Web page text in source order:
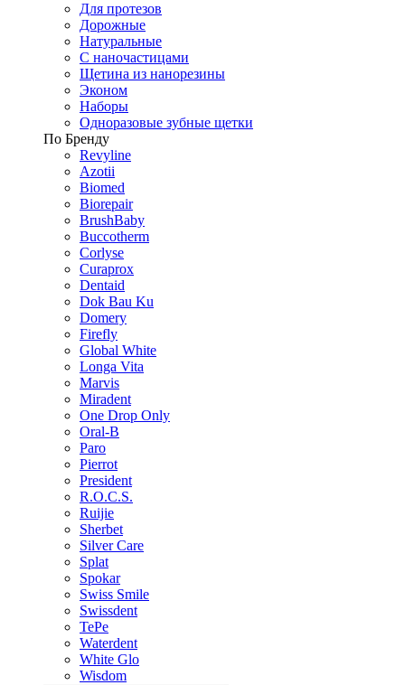
Для протезов
Дорожные
Натуральные
С наночастицами
Щетина из нанорезины
Эконом
Наборы
Одноразовые зубные щетки
По Бренду
Revyline
Azotii
Biomed
Biorepair
BrushBaby
Buccotherm
Corlyse
Curaprox
Dentaid
Dok Bau Ku
Domery
Firefly
Global White
Longa Vita
Marvis
Miradent
One Drop Only
Oral-B
Paro
Pierrot
President
R.O.C.S.
Ruijie
Sherbet
Silver Care
Splat
Spokar
Swiss Smile
Swissdent
TePe
Waterdent
White Glo
Wisdom